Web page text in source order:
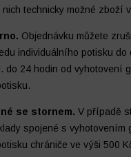
technicky možné zboží
Objednávku můžete
individuálního potisku do
do 24 hodin od vyhotovení
se stornem. V případě
spojené s vyhotovením
chrániče ve výši 500